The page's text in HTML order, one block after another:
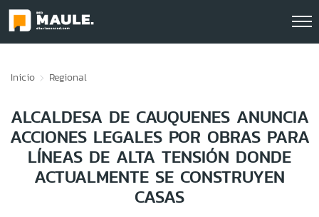
Inicio Regional
ALCALDESA DE CAUQUENES ANUNCIA
ACCIONES LEGALES POR OBRAS PARA
LÍNEAS DE ALTA TENSIÓN DONDE
ACTUALMENTE SE CONSTRUYEN
CASAS